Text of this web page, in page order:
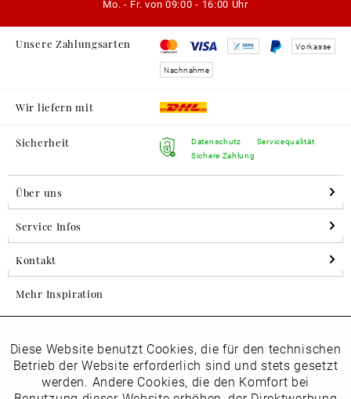
Mo. - Fr. von 09:00 - 16:00 Uhr
Unsere Zahlungsarten Vorkasse
Nachnahme
Wir liefern mit
Sicherheit
Datenschutz
Sichere Zahlung
Servicequalität
Über uns
Service Infos
Kontakt
Mehr Inspiration
Folgen Sie uns auf Instagram
horsch_schuhe
Funktionale Aktiv
Diese Website benutzt Cookies, die für den technischen
Betrieb der Website erforderlich sind und stets gesetzt
werden. Andere Cookies, die den Komfort bei